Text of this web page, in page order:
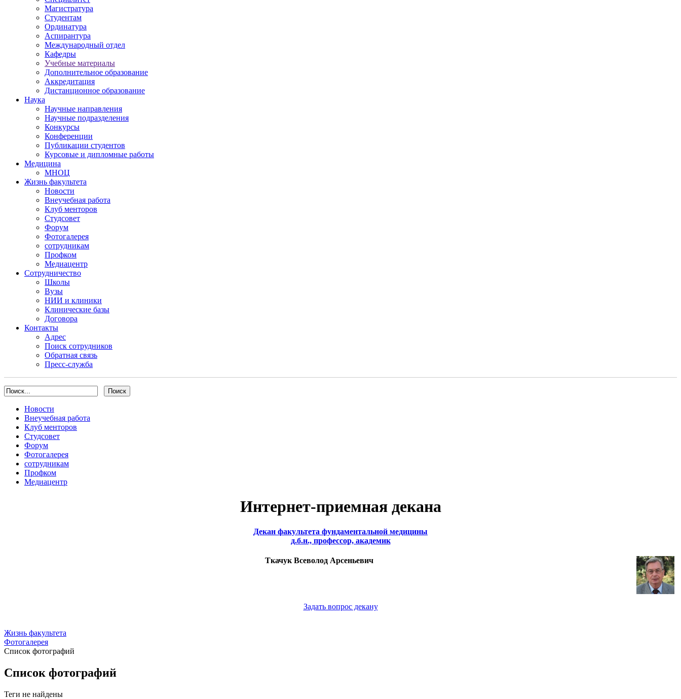
Магистратура
Студентам
Ординатура
Аспирантура
Международный отдел
Кафедры
Учебные материалы
Дополнительное образование
Аккредитация
Дистанционное образование
Наука
Научные направления
Научные подразделения
Конкурсы
Конференции
Публикации студентов
Курсовые и дипломные работы
Медицина
МНОЦ
Жизнь факультета
Новости
Внеучебная работа
Клуб менторов
Студсовет
Форум
Фотогалерея
сотрудникам
Профком
Медиацентр
Сотрудничество
Школы
Вузы
НИИ и клиники
Клинические базы
Договора
Контакты
Адрес
Поиск сотрудников
Обратная связь
Пресс-служба
Новости
Внеучебная работа
Клуб менторов
Студсовет
Форум
Фотогалерея
сотрудникам
Профком
Медиацентр
Интернет-приемная декана
Декан факультета фундаментальной медицины
д.б.н., профессор, академик
Ткачук Всеволод Арсеньевич
Задать вопрос декану
Жизнь факультета
Фотогалерея
Список фотографий
Список фотографий
Теги не найдены